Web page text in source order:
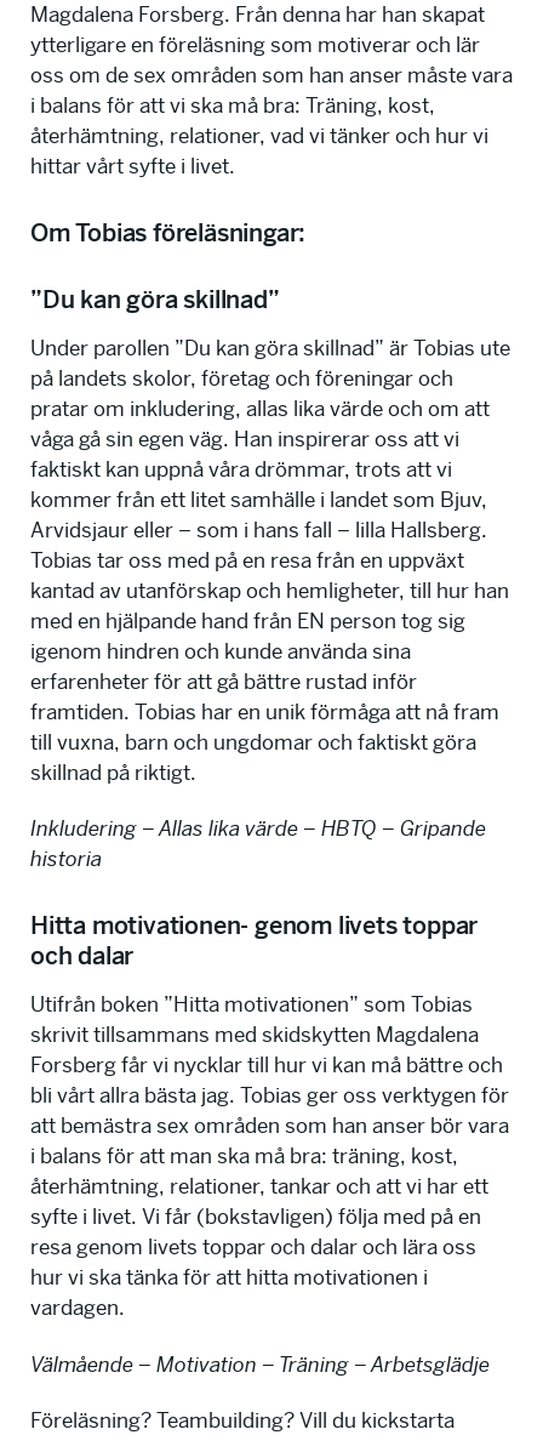
Magdalena Forsberg. Från denna har han skapat
ytterligare en föreläsning som motiverar och lär
oss om de sex områden som han anser måste vara
i balans för att vi ska må bra: Träning, kost,
återhämtning, relationer, vad vi tänker och hur vi
hittar vårt syfte i livet.
Om Tobias föreläsningar:
”Du kan göra skillnad”
Under parollen ”Du kan göra skillnad” är Tobias ute
på landets skolor, företag och föreningar och
pratar om inkludering, allas lika värde och om att
våga gå sin egen väg. Han inspirerar oss att vi
faktiskt kan uppnå våra drömmar, trots att vi
kommer från ett litet samhälle i landet som Bjuv,
Arvidsjaur eller – som i hans fall – lilla Hallsberg.
Tobias tar oss med på en resa från en uppväxt
kantad av utanförskap och hemligheter, till hur han
med en hjälpande hand från EN person tog sig
igenom hindren och kunde använda sina
erfarenheter för att gå bättre rustad inför
framtiden. Tobias har en unik förmåga att nå fram
till vuxna, barn och ungdomar och faktiskt göra
skillnad på riktigt.
Inkludering – Allas lika värde – HBTQ – Gripande
historia
Hitta motivationen- genom livets toppar
och dalar
Utifrån boken ”Hitta motivationen” som Tobias
skrivit tillsammans med skidskytten Magdalena
Forsberg får vi nycklar till hur vi kan må bättre och
bli vårt allra bästa jag. Tobias ger oss verktygen för
att bemästra sex områden som han anser bör vara
i balans för att man ska må bra: träning, kost,
återhämtning, relationer, tankar och att vi har ett
syfte i livet. Vi får (bokstavligen) följa med på en
resa genom livets toppar och dalar och lära oss
hur vi ska tänka för att hitta motivationen i
vardagen.
Välmående – Motivation – Träning – Arbetsglädje
Föreläsning? Teambuilding? Vill du kickstarta